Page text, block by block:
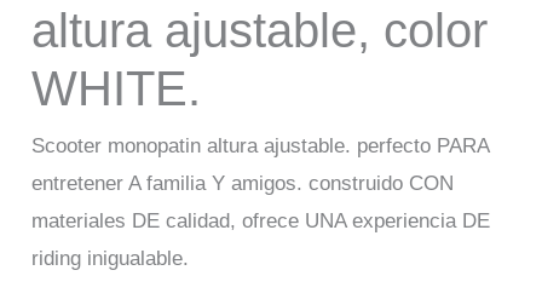
altura ajustable, color
WHITE.
Scooter monopatin altura ajustable. perfecto PARA
entretener A familia Y amigos. construido CON
materiales DE calidad, ofrece UNA experiencia DE
riding inigualable.